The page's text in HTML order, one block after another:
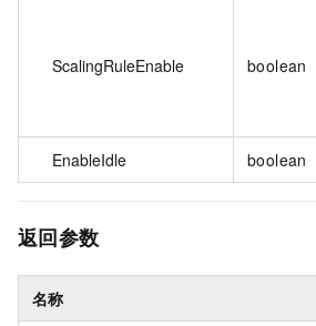
ScalingRuleEnable boolean
EnableIdle boolean
返回参数
名称